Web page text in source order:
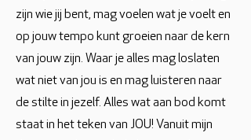
zijn wie jij bent, mag voelen wat je voelt en
op jouw tempo kunt groeien naar de kern
van jouw zijn. Waar je alles mag loslaten
wat niet van jou is en mag luisteren naar
de stilte in jezelf. Alles wat aan bod komt
staat in het teken van JOU! Vanuit mijn